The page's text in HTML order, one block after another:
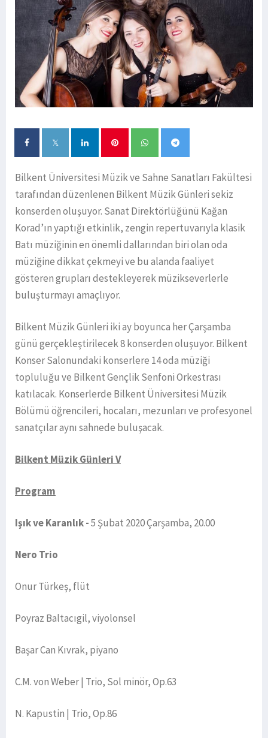
Bilkent Üniversitesi Müzik ve Sahne Sanatları Fakültesi
tarafından düzenlenen Bilkent Müzik Günleri sekiz
konserden oluşuyor. Sanat Direktörlüğünü Kağan
Korad’ın yaptığı etkinlik, zengin repertuvarıyla klasik
Batı müziğinin en önemli dallarından biri olan oda
müziğine dikkat çekmeyi ve bu alanda faaliyet
gösteren grupları destekleyerek müzikseverlerle
buluşturmayı amaçlıyor.
Bilkent Müzik Günleri iki ay boyunca her Çarşamba
günü gerçekleştirilecek 8 konserden oluşuyor. Bilkent
Konser Salonundaki konserlere 14 oda müziği
topluluğu ve Bilkent Gençlik Senfoni Orkestrası
katılacak. Konserlerde Bilkent Üniversitesi Müzik
Bölümü öğrencileri, hocaları, mezunları ve profesyonel
sanatçılar aynı sahnede buluşacak.
Bilkent Müzik Günleri V
Program
Işık ve Karanlık -5 Şubat 2020 Çarşamba, 20.00
Nero Trio
Onur Türkeş, flüt
Poyraz Baltacıgil, viyolonsel
Başar Can Kıvrak, piyano
C.M. von Weber | Trio, Sol minör, Op.63
N. Kapustin | Trio, Op.86